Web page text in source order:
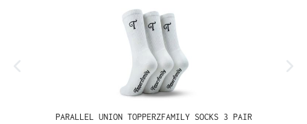
PARALLEL UNION TOPPERZFAMILY SOCKS 3 PAIR